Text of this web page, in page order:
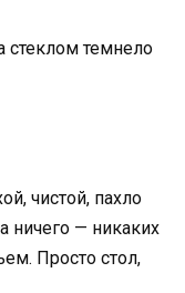
стеклом темнело
чистой, пахло
ничего — никаких
Просто стол,